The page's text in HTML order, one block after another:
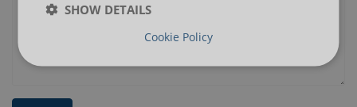
SHOW DETAILS
Cookie Policy